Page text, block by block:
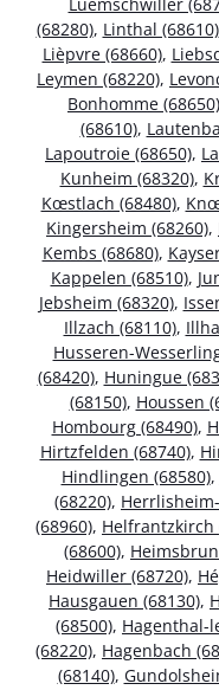
(68280), Linthal (68610)
Lièpvre (68660),
Leymen (68220),
Bonhomme (68650)
(68610),
Lapoutroie (68650),
Kunheim (68320),
Kœstlach (68480),
Kingersheim (68260),
Kembs (68680),
Kappelen (68510),
Jebsheim (68320),
Illzach (68110),
Husseren-
(68420), Huningue
(68150), Houssen
Hombourg (68490),
Hirtzfelden (68740),
Hindlingen (68580),
(68220),
(68960), Helfrantzkirch
(68600),
Heidwiller (68720),
Hausgauen (68130),
(68500), Hagenthal-
(68220), Hagenbach
(68140),